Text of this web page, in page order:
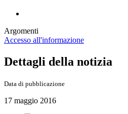
Argomenti
Accesso all'informazione
Dettagli della notizia
Data di pubblicazione
17 maggio 2016